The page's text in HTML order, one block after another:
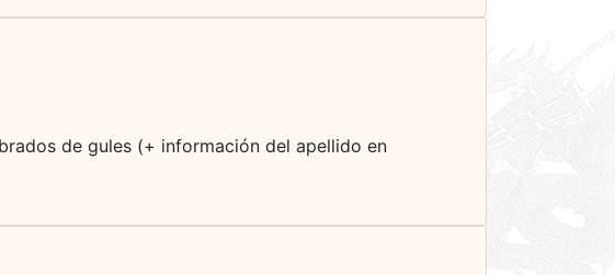
de gules (+ información del apellido en